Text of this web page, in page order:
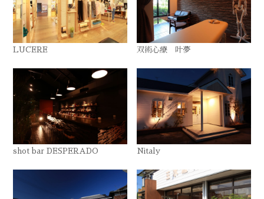
LUCERE 双術心療 叶夢
shot bar DESPERADO Nitaly